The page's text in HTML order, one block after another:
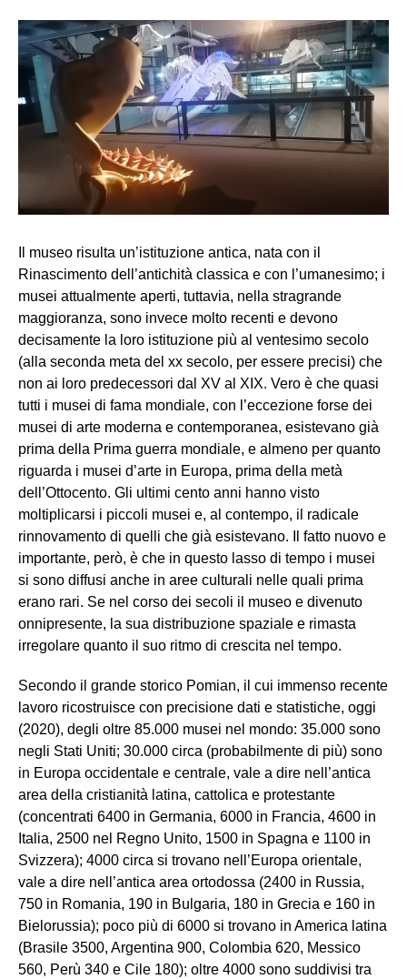
Il museo risulta un’istituzione antica, nata con il
Rinascimento dell’antichità classica e con l’umanesimo; i
musei attualmente aperti, tuttavia, nella stragrande
maggioranza, sono invece molto recenti e devono
decisamente la loro istituzione più al ventesimo secolo
(alla seconda meta del xx secolo, per essere precisi) che
non ai loro predecessori dal XV al XIX. Vero è che quasi
tutti i musei di fama mondiale, con l’eccezione forse dei
musei di arte moderna e contemporanea, esistevano già
prima della Prima guerra mondiale, e almeno per quanto
riguarda i musei d’arte in Europa, prima della metà
dell’Ottocento. Gli ultimi cento anni hanno visto
moltiplicarsi i piccoli musei e, al contempo, il radicale
rinnovamento di quelli che già esistevano. Il fatto nuovo e
importante, però, è che in questo lasso di tempo i musei
si sono diffusi anche in aree culturali nelle quali prima
erano rari. Se nel corso dei secoli il museo e divenuto
onnipresente, la sua distribuzione spaziale e rimasta
irregolare quanto il suo ritmo di crescita nel tempo.
Secondo il grande storico Pomian, il cui immenso recente
lavoro ricostruisce con precisione dati e statistiche, oggi
(2020), degli oltre 85.000 musei nel mondo: 35.000 sono
negli Stati Uniti; 30.000 circa (probabilmente di più) sono
in Europa occidentale e centrale, vale a dire nell’antica
area della cristianità latina, cattolica e protestante
(concentrati 6400 in Germania, 6000 in Francia, 4600 in
Italia, 2500 nel Regno Unito, 1500 in Spagna e 1100 in
Svizzera); 4000 circa si trovano nell’Europa orientale,
vale a dire nell’antica area ortodossa (2400 in Russia,
750 in Romania, 190 in Bulgaria, 180 in Grecia e 160 in
Bielorussia); poco più di 6000 si trovano in America latina
(Brasile 3500, Argentina 900, Colombia 620, Messico
560, Perù 340 e Cile 180); oltre 4000 sono suddivisi tra